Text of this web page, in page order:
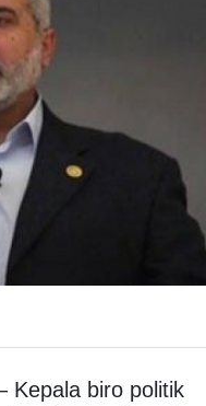
Kepala biro politik